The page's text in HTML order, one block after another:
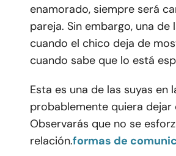
enamorado, siempre será
pareja. Sin embargo, una
cuando el chico deja de
cuando sabe que lo está
Esta es una de las suyas
probablemente quiera
Observarás que no se
relación.formas de